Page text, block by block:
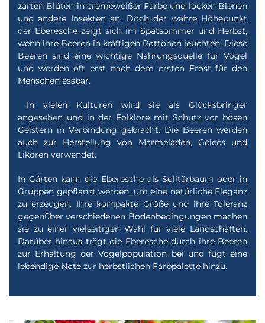
zarten Blüten in cremeweißer Farbe und locken Bienen
und andere Insekten an. Doch der wahre Höhepunkt
der Eberesche zeigt sich im Spätsommer und Herbst,
wenn ihre Beeren in kräftigen Rottönen leuchten. Diese
Beeren sind eine wichtige Nahrungsquelle für Vögel
und werden oft erst nach dem ersten Frost für den
Menschen essbar.
In vielen Kulturen wird sie als Glücksbringer
angesehen und in der Folklore mit Schutz vor bösen
Geistern in Verbindung gebracht. Die Beeren werden
auch zur Herstellung von Marmeladen, Gelees und
Likören verwendet.
In Gärten kann die Eberesche als Solitärbaum oder in
Gruppen gepflanzt werden, um eine natürliche Eleganz
zu erzeugen. Ihre kompakte Größe und ihre Toleranz
gegenüber verschiedenen Bodenbedingungen machen
sie zu einer vielseitigen Wahl für viele Landschaften.
Darüber hinaus trägt die Eberesche durch ihre Beeren
zur Erhaltung der Vogelpopulation bei und fügt eine
lebendige Note zur herbstlichen Farbpalette hinzu.